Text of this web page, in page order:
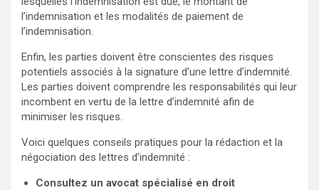
l’indemnisation et les modalités de paiement de
l’indemnisation.
Enfin, les parties doivent être conscientes des risques
potentiels associés à la signature d’une lettre d’indemnité.
Les parties doivent comprendre les responsabilités qui leur
incombent en vertu de la lettre d’indemnité afin de
minimiser les risques.
Voici quelques conseils pratiques pour la rédaction et la
négociation des lettres d’indemnité :
Consultez un avocat spécialisé en droit